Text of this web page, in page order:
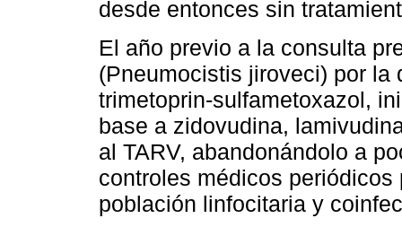
desde entonces sin
El año previo a la consulta
(Pneumocistis jiroveci) por la
trimetoprin-sulfametoxazol,
base a zidovudina,
al TARV, abandonándolo a
controles médicos
población linfocitaria y